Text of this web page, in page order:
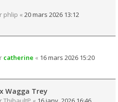
phlip « 20 mars 2026 13:12
catherine « 16 mars 2026 15:20
Wagga Trey